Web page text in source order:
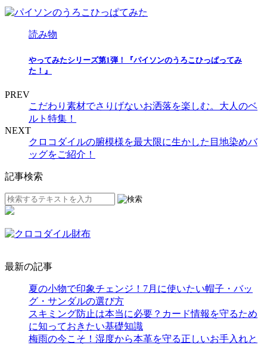
読み物
やってみたシリーズ第1弾！『パイソンのうろこひっぱってみ
た！』
PREV
こだわり素材でさりげないお洒落を楽しむ。大人のベ
ルト特集！
NEXT
クロコダイルの腑模様を最大限に生かした目地染めバ
ッグをご紹介！
記事検索
最新の記事
夏の小物で印象チェンジ！7月に使いたい帽子・バッ
グ・サンダルの選び方
スキミング防止は本当に必要？カード情報を守るため
に知っておきたい基礎知識
梅雨の今こそ！湿度から本革を守る正しいお手入れと